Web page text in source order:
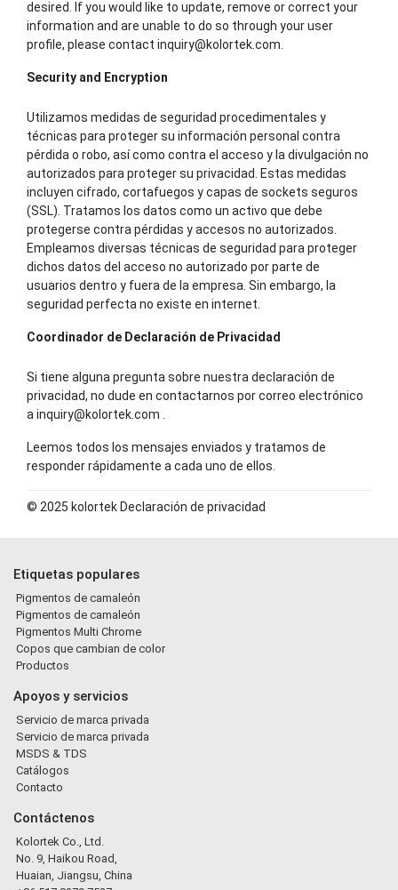
desired. If you would like to update, remove or correct your
information and are unable to do so through your user
profile, please contact inquiry@kolortek.com
Security and Encryption
Utilizamos medidas de seguridad procedimentales y
técnicas para proteger su información personal contra
pérdida o robo, así como contra el acceso y la divulgación no
autorizados para proteger su privacidad. Estas medidas
incluyen cifrado, cortafuegos y capas de sockets seguros
(SSL). Tratamos los datos como un activo que debe
protegerse contra pérdidas y accesos no autorizados.
Empleamos diversas técnicas de seguridad para proteger
dichos datos del acceso no autorizado por parte de
usuarios dentro y fuera de la empresa. Sin embargo, la
seguridad perfecta no existe en internet.
Coordinador de Declaración de Privacidad
Si tiene alguna pregunta sobre nuestra declaración de
privacidad, no dude en contactarnos por correo electrónico
a inquiry@kolortek.com
Leemos todos los mensajes enviados y tratamos de
responder rápidamente a cada uno de ellos.
© 2025 kolortek Declaración de privacidad
Etiquetas populares
Pigmentos de camaleón
Pigmentos de camaleón
Pigmentos Multi Chrome
Copos que cambian de color
Productos
Apoyos y servicios
Servicio de marca privada
Servicio de marca privada
MSDS & TDS
Catálogos
Contacto
Contáctenos
Kolortek Co., Ltd.
No. 9, Haikou Road,
Huaian, Jiangsu, China